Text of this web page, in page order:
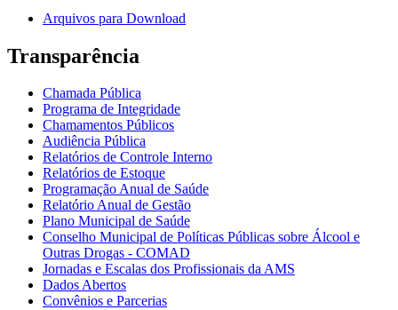
Arquivos para Download
Transparência
Chamada Pública
Programa de Integridade
Chamamentos Públicos
Audiência Pública
Relatórios de Controle Interno
Relatórios de Estoque
Programação Anual de Saúde
Relatório Anual de Gestão
Plano Municipal de Saúde
Conselho Municipal de Políticas Públicas sobre Álcool e
Outras Drogas - COMAD
Jornadas e Escalas dos Profissionais da AMS
Dados Abertos
Convênios e Parcerias